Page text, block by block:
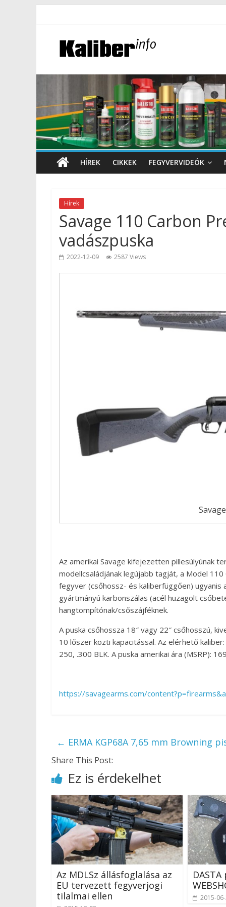
HÍREK CIKKEK FEGYVERVIDEÓK
Hírek
Savage 110 Carbon
vadászpuska
2022-12-09 2587 Views
Az amerikai Savage kifejezetten pillesúlyúnak
modellcsaládjának legújabb tagját, a Model
fegyver (csőhossz- és kaliberfüggően) ugyanis
gyártmányú karbonszálas (acél huzagolt
hangtompítónak/csőszájféknek.
A puska csőhossza 18″ vagy 22″ csőhosszú,
10 lőszer közti kapacitással. Az elérhető
250, .300 BLK. A puska amerikai ára (MSRP):
https://savagearms.com/
← ERMA KGP68A 7,65 mm Browning
Share This Post:
Ez is érdekelhet
Az MDLSz állásfoglalása az
EU tervezett fegyverjogi
tilalmai ellen
2015-